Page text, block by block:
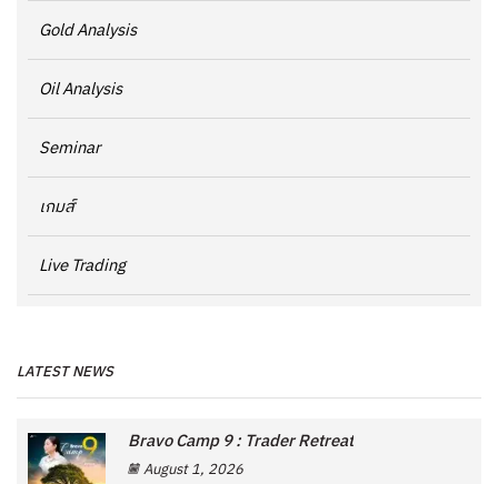
Gold Analysis
Oil Analysis
Seminar
เกมส์
Live Trading
LATEST NEWS
Bravo Camp 9 : Trader Retreat
August 1, 2026